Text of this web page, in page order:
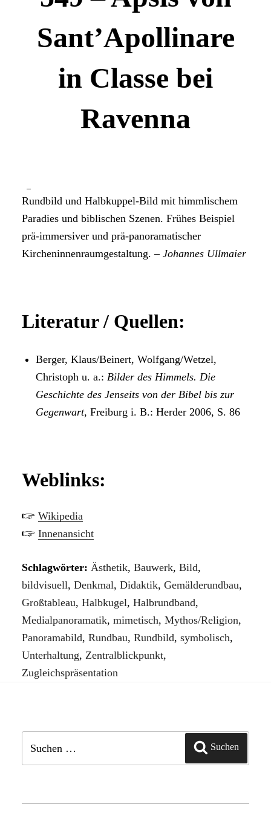
Sant’Apollinare
in Classe bei
Ravenna
Rundbild und Halbkuppel-Bild mit himmlischem
Paradies und biblischen Szenen. Frühes Beispiel
prä-immersiver und prä-panoramatischer
Kircheninnenraumgestaltung. – Johannes Ullmaier
Literatur / Quellen:
Berger, Klaus/Beinert, Wolfgang/Wetzel,
Christoph u. a.: Bilder des Himmels. Die
Geschichte des Jenseits von der Bibel bis zur
Gegenwart, Freiburg i. B.: Herder 2006, S. 86
Weblinks:
🖙 Wikipedia
🖙 Innenansicht
Schlagwörter: Ästhetik, Bauwerk, Bild,
bildvisuell, Denkmal, Didaktik, Gemälderundbau,
Großtableau, Halbkugel, Halbrundband,
Medialpanoramatik, mimetisch, Mythos/Religion,
Panoramabild, Rundbau, Rundbild, symbolisch,
Unterhaltung, Zentralblickpunkt,
Zugleichspräsentation
Suchen